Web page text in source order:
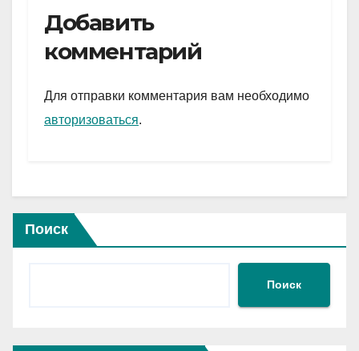
e
gr
a
m
er
s
A
p
и
Добавить
комментарий
Для отправки комментария вам необходимо
авторизоваться.
Поиск
Поиск